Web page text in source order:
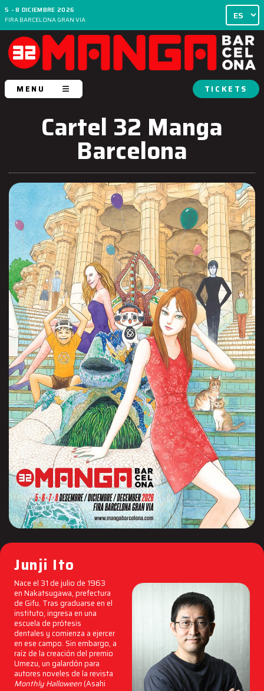
5 - 8 DICIEMBRE 2026
FIRA BARCELONA GRAN VIA
MENU TICKETS
Cartel 32 Manga
Barcelona
Junji Ito
Nace el 31 de julio de 1963
en Nakatsugawa, prefectura
de Gifu. Tras graduarse en el
instituto, ingresa en una
escuela de prótesis
dentales y comienza a ejercer
en ese campo. Sin embargo, a
raíz de la creación del premio
Umezu, un galardón para
autores noveles de la revista
Monthly Halloween(Asahi